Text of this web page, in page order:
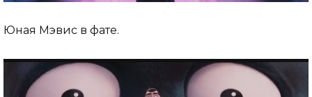
Юная Мэвис в фате.